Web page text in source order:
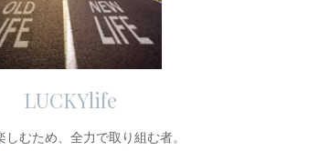
LUCKYlife
しむため、全力で取り組む者。